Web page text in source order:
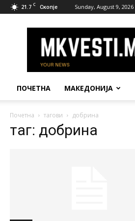
21.7 C Скопје Sunday, August 9, 2026
Вести
ПОЧЕТНА МАКЕДОНИЈА
Почетна тагови добрина
таг: добрина